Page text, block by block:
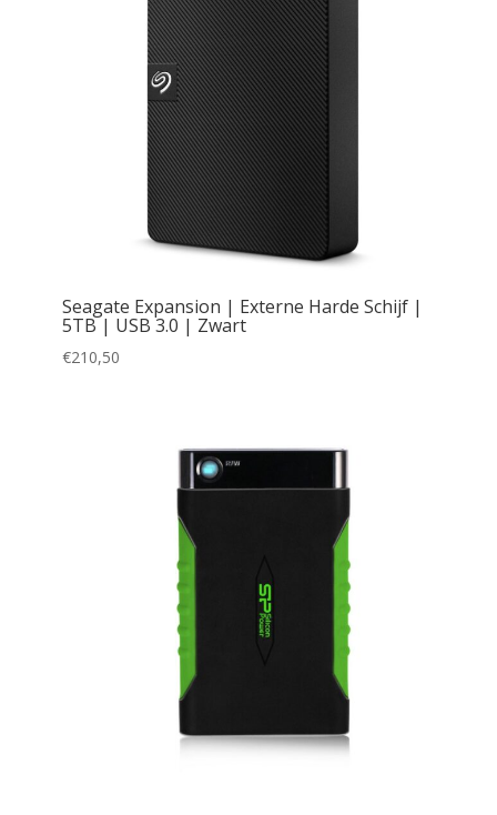
Seagate Expansion | Externe Harde Schijf |
5TB | USB 3.0 | Zwart
€210,50